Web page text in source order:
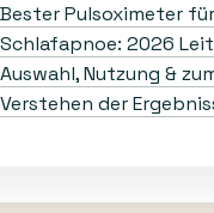
Bester Pulsoximeter für
Schlafapnoe: 2026
Auswahl, Nutzung &
Verstehen der